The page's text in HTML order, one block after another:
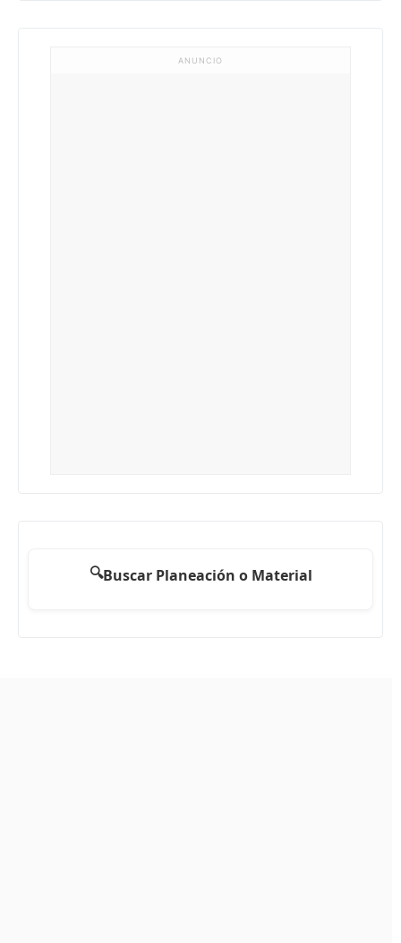
ANUNCIO
🔍Buscar Planeación o Material